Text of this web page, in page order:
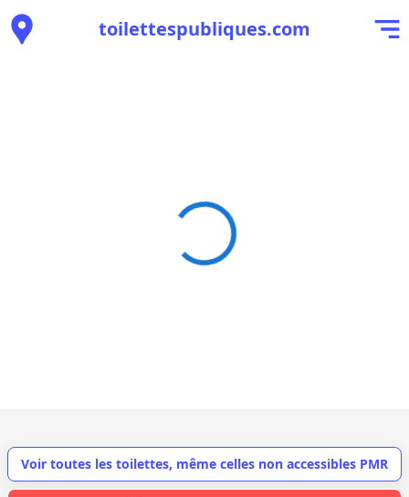
toilettespubliques.com
Voir toutes les toilettes, même celles non accessibles PMR